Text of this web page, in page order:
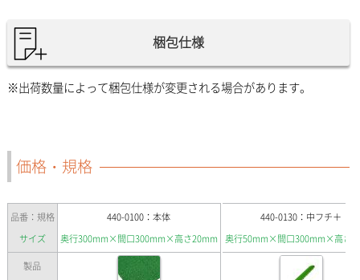
梱包仕様
※出荷数量によって梱包仕様が変更される場合があります。
価格・規格
品番：規格
サイズ
製品
440-0100：本体
奥行300mm×間口300mm×高さ20mm
440-0130：中フチ＋
奥行50mm×間口300mm×高さ